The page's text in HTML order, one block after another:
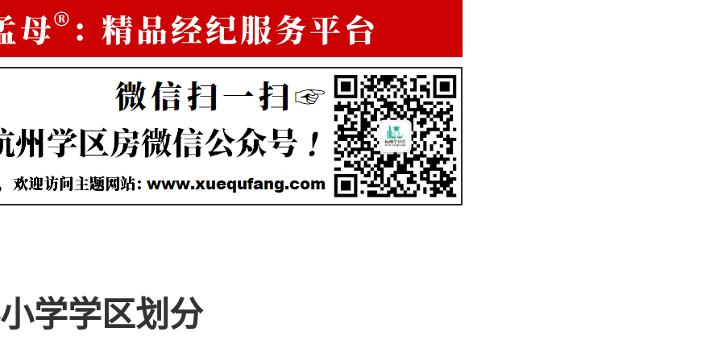
学学区划分